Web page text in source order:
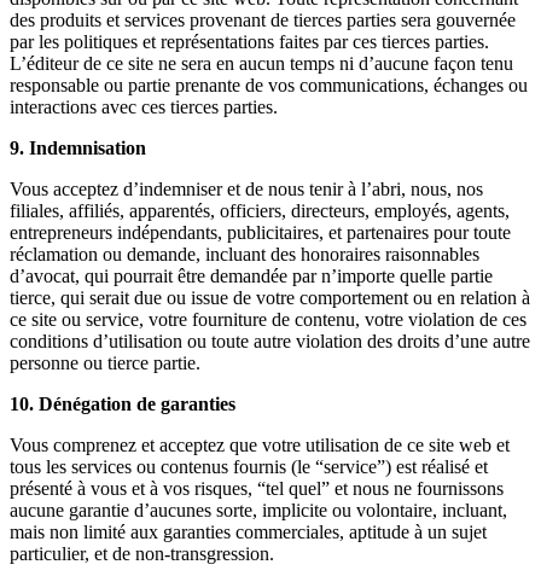
des produits et services provenant de tierces parties sera gouvernée
par les politiques et représentations faites par ces tierces parties.
L’éditeur de ce site ne sera en aucun temps ni d’aucune façon tenu
responsable ou partie prenante de vos communications, échanges ou
interactions avec ces tierces parties.
9. Indemnisation
Vous acceptez d’indemniser et de nous tenir à l’abri, nous, nos
filiales, affiliés, apparentés, officiers, directeurs, employés, agents,
entrepreneurs indépendants, publicitaires, et partenaires pour toute
réclamation ou demande, incluant des honoraires raisonnables
d’avocat, qui pourrait être demandée par n’importe quelle partie
tierce, qui serait due ou issue de votre comportement ou en relation à
ce site ou service, votre fourniture de contenu, votre violation de ces
conditions d’utilisation ou toute autre violation des droits d’une autre
personne ou tierce partie.
10. Dénégation de garanties
Vous comprenez et acceptez que votre utilisation de ce site web et
tous les services ou contenus fournis (le “service”) est réalisé et
présenté à vous et à vos risques, “tel quel” et nous ne fournissons
aucune garantie d’aucunes sorte, implicite ou volontaire, incluant,
mais non limité aux garanties commerciales, aptitude à un sujet
particulier, et de non-transgression.